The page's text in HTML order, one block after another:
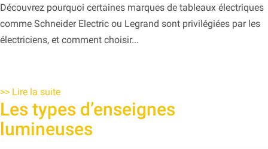
Découvrez pourquoi certaines marques de tableaux électriques
comme Schneider Electric ou Legrand sont privilégiées par les
électriciens, et comment choisir...
>> Lire la suite
Les types d’enseignes
lumineuses